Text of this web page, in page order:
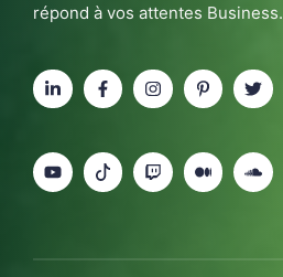
répond à vos attentes Business.